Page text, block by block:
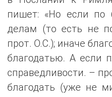
пишет: «Но если по
делам (то есть не
прот. О.С.); иначе
благодатью. А если
справедливости. –
благодать (уже не